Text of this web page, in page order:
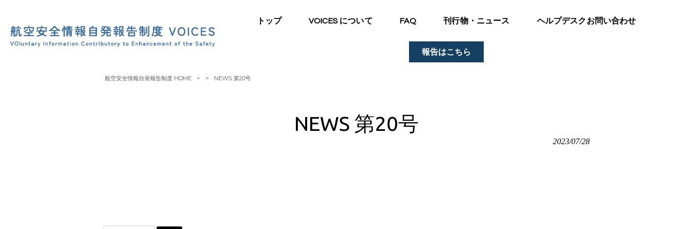
トップ VOICES について FAQ 刊行物・ニュース ヘルプデスクお問い合わせ
報告はこちら
航空安全情報自発報告制度 HOME > > NEWS 第20号
NEWS 第20号
2023/07/28